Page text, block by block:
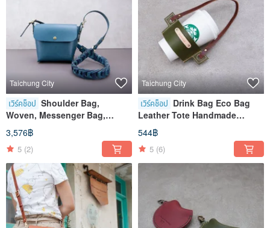
Taichung City
เวิร์คช็อป Shoulder Bag,
Woven, Messenger Bag,
Workshop, Taichung, Shen Ji
New Village
3,576฿
5 (2)
Taichung City
เวิร์คช็อป Drink Bag Eco Bag
Leather Tote Handmade
Leather Workshop Class
Taichung Shen Ji New Village
544฿
5 (6)